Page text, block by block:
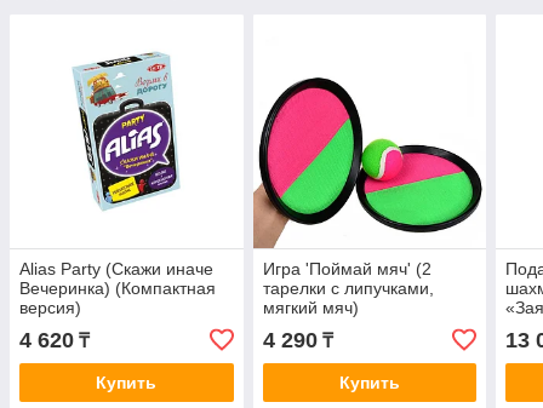
Alias Party (Скажи иначе
Вечеринка) (Компактная
версия)
4 620 ₸
Купить
Игра 'Поймай мяч' (2
тарелки с липучками,
мягкий мяч)
4 290₸
Купить
13